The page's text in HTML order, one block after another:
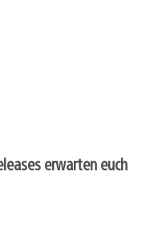
erwarten euch